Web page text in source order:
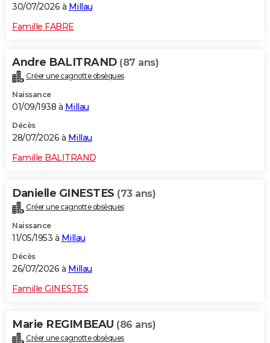
Carte de Noël
Carte Bonne année
Carte Saint-Valentin
Carte Pâques
Carte d'anniversaire
DICTIONNAIRE
Dictionnaire
Biographies
Citations
Expressions
Proverbes
PROGRAMME TV
S'inscrire
Se connecter
Lycées
Collèges
Primaires
Universités
Entreprises
Service militaire
Avis de recherche
AVIS DE DÉCÈS
FORUM
Bricolage
Culture
Television
Voyage
30/07/2026 à Millau
Famille FABRE
Andre BALITRAND (87 ans)
Créer une cagnotte obsèques
Naissance
01/09/1938 à Millau
Décès
28/07/2026 à Millau
Famille BALITRAND
Danielle GINESTES (73 ans)
Créer une cagnotte obsèques
Naissance
11/05/1953 à Millau
Décès
26/07/2026 à Millau
Famille GINESTES
Marie REGIMBEAU (86 ans)
Créer une cagnotte obsèques